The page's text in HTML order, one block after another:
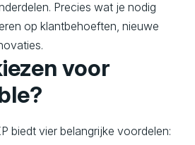
Precies wat je nodig
op klantbehoeften, nieuwe
voor
biedt vier belangrijke voordelen: